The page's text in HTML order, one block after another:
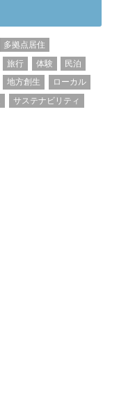
多拠点居住
旅行 体験
民泊
地方創生
ローカル
サステナビリティ